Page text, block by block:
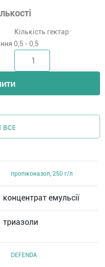
Кількість гектар
0,5 - 0,5
ВСЕ
пропіконазол, 250 г/л
концентрат емульсії
триазоли
DEFENDA